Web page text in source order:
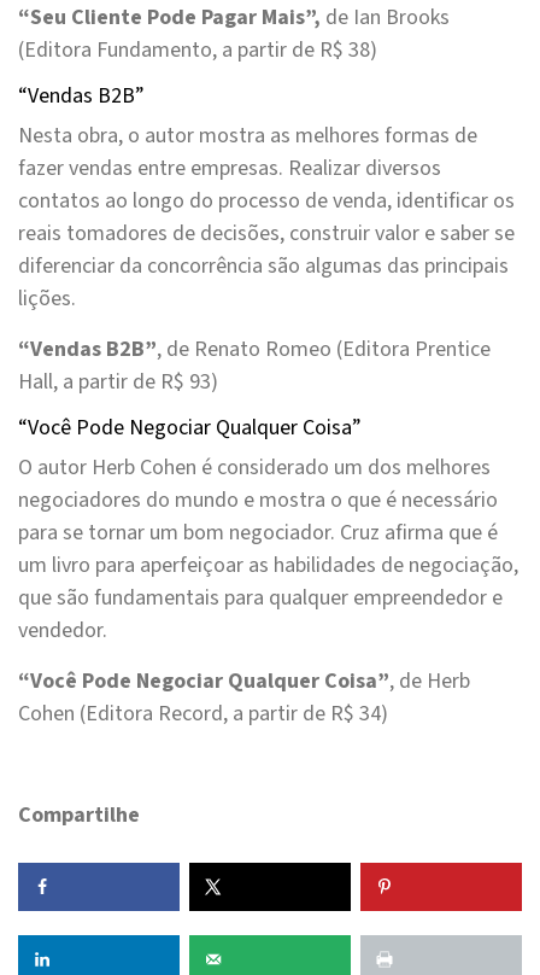
“Seu Cliente Pode Pagar Mais”, de Ian Brooks
(Editora Fundamento, a partir de R$ 38)
“Vendas B2B”
Nesta obra, o autor mostra as melhores formas de
fazer vendas entre empresas. Realizar diversos
contatos ao longo do processo de venda, identificar os
reais tomadores de decisões, construir valor e saber se
diferenciar da concorrência são algumas das principais
lições.
“Vendas B2B”, de Renato Romeo (Editora Prentice
Hall, a partir de R$ 93)
“Você Pode Negociar Qualquer Coisa”
O autor Herb Cohen é considerado um dos melhores
negociadores do mundo e mostra o que é necessário
para se tornar um bom negociador. Cruz afirma que é
um livro para aperfeiçoar as habilidades de negociação,
que são fundamentais para qualquer empreendedor e
vendedor.
“Você Pode Negociar Qualquer Coisa”, de Herb
Cohen (Editora Record, a partir de R$ 34)
Compartilhe